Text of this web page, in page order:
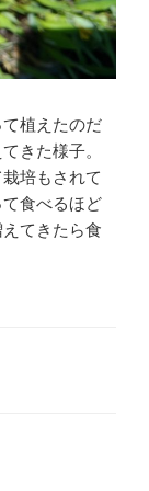
植えたのだ
きた様子。
培もされて
食べるほど
てきたら食